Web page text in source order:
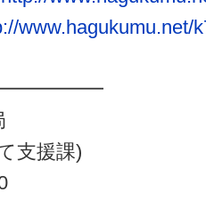
www.hagukumu.net/
支援課)